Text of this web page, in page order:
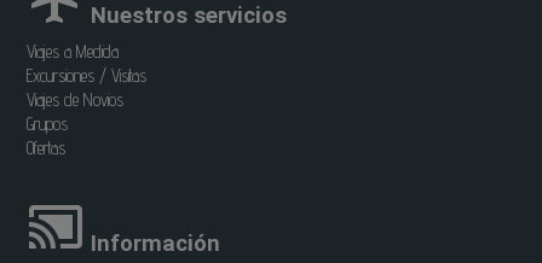
Nuestros servicios
Viajes a Medida
Excursiones / Visitas
Viajes de Novios
Grupos
Ofertas
Información